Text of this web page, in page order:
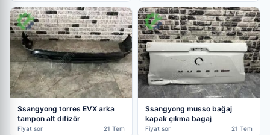
Ssangyong torres EVX arka
tampon alt difizör
Fiyat sor 21 Tem
Ssangyong musso bağaj
kapak çıkma bagaj
Fiyat sor 21 Tem